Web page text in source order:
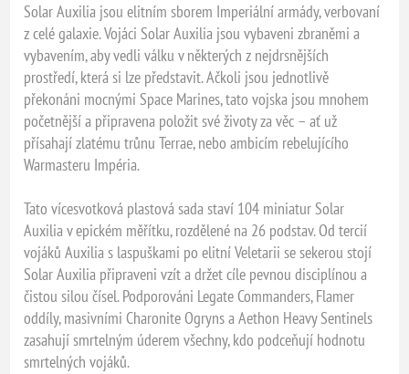
Solar Auxilia jsou elitním sborem Imperiální armády, verbovaní
z celé galaxie. Vojáci Solar Auxilia jsou vybaveni zbraněmi a
vybavením, aby vedli válku v některých z nejdrsnějších
prostředí, která si lze představit. Ačkoli jsou jednotlivě
překonáni mocnými Space Marines, tato vojska jsou mnohem
početnější a připravena položit své životy za věc – ať už
přísahají zlatému trůnu Terrae, nebo ambicím rebelujícího
Warmasteru Impéria.
Tato vícesvotková plastová sada staví 104 miniatur Solar
Auxilia v epickém měřítku, rozdělené na 26 podstav. Od tercií
vojáků Auxilia s laspuškami po elitní Veletarii se sekerou stojí
Solar Auxilia připraveni vzít a držet cíle pevnou disciplínou a
čistou silou čísel. Podporováni Legate Commanders, Flamer
oddíly, masivními Charonite Ogryns a Aethon Heavy Sentinels
zasahují smrtelným úderem všechny, kdo podceňují hodnotu
smrtelných vojáků.